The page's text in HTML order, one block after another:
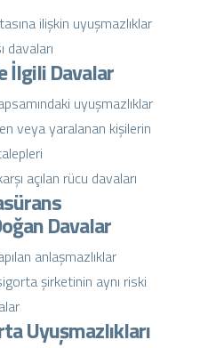
ilişkin uyuşmazlıklar
İlgili Davalar
uyuşmazlıklar
veya yaralanan kişilerin
açılan rücu davaları
Davalar
anlaşmazlıklar
şirketinin aynı riski
Uyuşmazlıkları